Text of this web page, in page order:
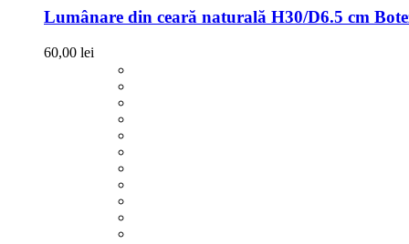
Lumânare din ceară naturală H30/D6.5 cm
60,00 lei